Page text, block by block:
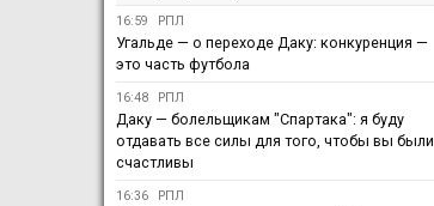
16:59 РПЛ
Угальде — о переходе Даку: конкуренция —
это часть футбола
16:48 РПЛ
Даку — болельщикам "Спартака": я буду
отдавать все силы для того, чтобы вы были
счастливы
16:36 РПЛ